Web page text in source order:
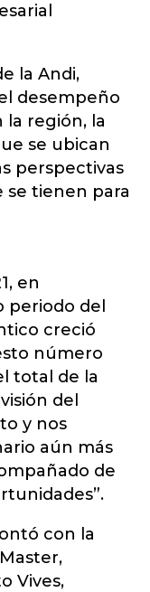
la Andi,
desempeño
región, la
se ubican
perspectivas
se tienen para
en
periodo del
creció
número
total de la
del
y nos
aún más
de
con la
Vives,